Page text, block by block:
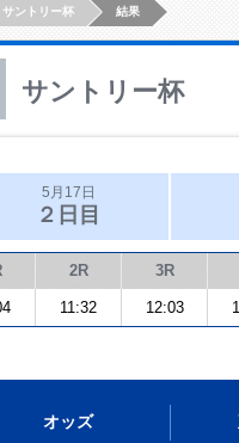
サントリー杯 結果
サントリー杯
5月17日
２日目
2R 3R
11:32 12:03
オッズ